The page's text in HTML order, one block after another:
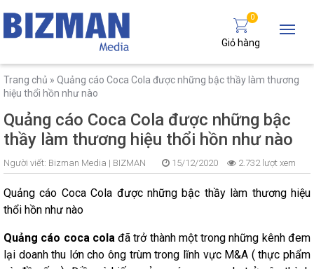
0
Giỏ hàng
Trang chủ » Quảng cáo Coca Cola được những bậc thầy làm thương
hiệu thổi hồn như nào
Quảng cáo Coca Cola được những bậc
thầy làm thương hiệu thổi hồn như nào
Người viết: Bizman Media | BIZMAN 15/12/2020 2.732 lượt xem
Quảng cáo Coca Cola được những bậc thầy làm thương hiệu
thổi hồn như nào
Quảng cáo coca colađã trở thành một trong những kênh đem
lại doanh thu lớn cho ông trùm trong lĩnh vực M&A ( thực phẩm